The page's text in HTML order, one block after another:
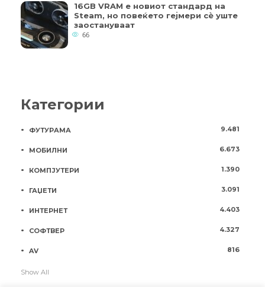
16GB VRAM е новиот стандард на
Steam, но повеќето гејмери ​​сè уште
заостануваат
66
Категории
ФУТУРАМА 9.481
МОБИЛНИ 6.673
КОМПЈУТЕРИ 1.390
ГАЏЕТИ 3.091
ИНТЕРНЕТ 4.403
СОФТВЕР 4.327
AV 816
Show All